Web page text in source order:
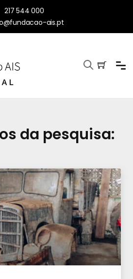
217 544 000
ais.pt
da pesquisa: